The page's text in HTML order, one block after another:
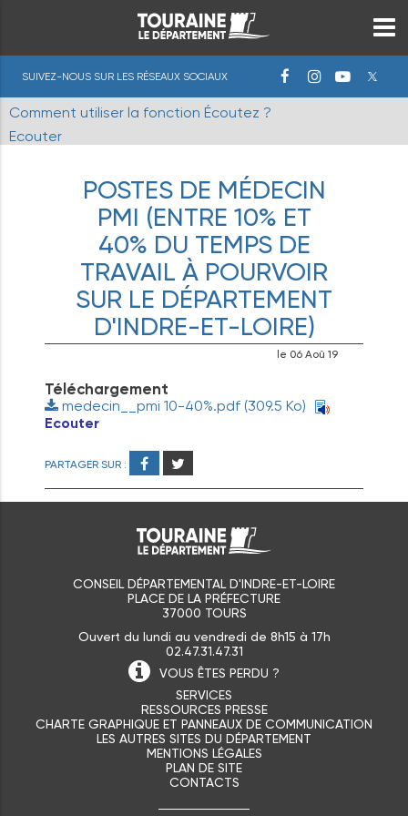
SUIVEZ-NOUS SUR LES RÉSEAUX SOCIAUX
Comment utiliser la fonction Écoutez ?
Ecouter
POSTES DE MÉDECIN
PMI (ENTRE 10% ET
40% DU TEMPS DE
TRAVAIL À POURVOIR
SUR LE DÉPARTEMENT
D'INDRE-ET-LOIRE)
le 06 Aoû 19
Téléchargement
medecin__pmi 10-40%.pdf (309.5 Ko)
Ecouter
PARTAGER SUR :
CONSEIL DÉPARTEMENTAL D'INDRE-ET-LOIRE
PLACE DE LA PRÉFECTURE
37000 TOURS
Ouvert du lundi au vendredi de 8h15 à 17h
02.47.31.47.31
VOUS ÊTES PERDU ?
SERVICES
RESSOURCES PRESSE
CHARTE GRAPHIQUE ET PANNEAUX DE COMMUNICATION
LES AUTRES SITES DU DÉPARTEMENT
MENTIONS LÉGALES
PLAN DE SITE
CONTACTS